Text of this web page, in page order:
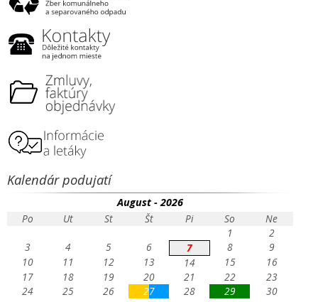
Kalendár podujatí
August - 2026
Po
Ut St Št Pi So
Ne
1
2
3
4 5 6 7 8
9
10
11 12 13 14 15
16
17
18 19 20 21 22
23
24
25 26 27 28 29
30